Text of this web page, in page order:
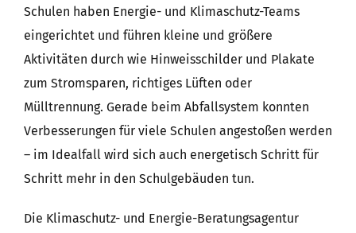
Schulen haben Energie- und Klimaschutz-Teams
eingerichtet und führen kleine und größere
Aktivitäten durch wie Hinweisschilder und Plakate
zum Stromsparen, richtiges Lüften oder
Mülltrennung. Gerade beim Abfallsystem konnten
Verbesserungen für viele Schulen angestoßen werden
– im Idealfall wird sich auch energetisch Schritt für
Schritt mehr in den Schulgebäuden tun.
Die Klimaschutz- und Energie-Beratungsagentur